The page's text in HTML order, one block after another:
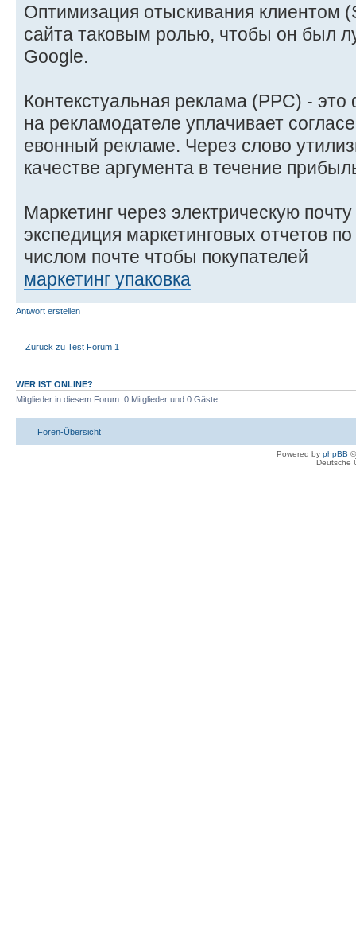
Оптимизация отыскивания клиентом
сайта таковым ролью, чтобы он был
Google.
Контекстуальная реклама (PPC) -
на рекламодателе уплачивает
евонный рекламе. Через слово
качестве аргумента в течение
Маркетинг через электрическую
экспедиция маркетинговых отчетов
числом почте чтобы покупателей
маркетинг упаковка
Antwort erstellen
Zurück zu Test Forum 1
WER IST ONLINE?
Mitglieder in diesem Forum: 0 Mitglieder und 0 Gäste
Foren-Übersicht
Powered by phpBB
Deutsche